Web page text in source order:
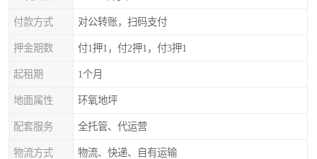
付款方式 对公转账，扫码支付
押金期数 付1押1，付2押1，付3押1
起租期 1个月
地面属性 环氧地坪
配套服务 全托管、代运营
物流方式 物流、快递、自有运输